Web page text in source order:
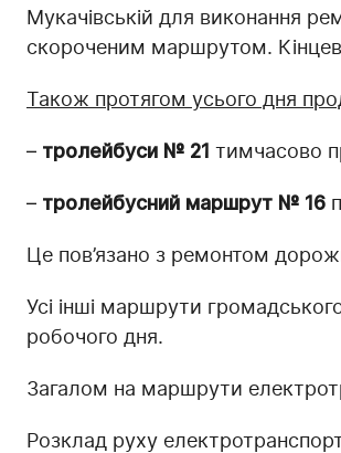
Мукачівській для виконання
скороченим маршрутом.
Також протягом усього дня
– тролейбуси № 21 тимчасово
– тролейбусний маршрут № 16
Це пов’язано з ремонтом
Усі інші маршрути
робочого дня.
Загалом на маршрути
Розклад руху